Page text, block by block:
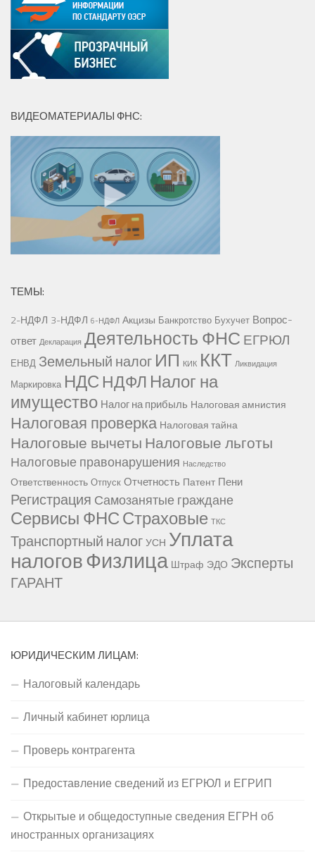
ВИДЕОМАТЕРИАЛЫ ФНС:
ТЕМЫ:
2-НДФЛ 3-НДФЛ 6-НДФЛ Акцизы Банкротство Бухучет Вопрос-
ответ Декларация Деятельность ФНС ЕГРЮЛ
ЕНВД Земельный налог ИП КИК ККТ Ликвидация
Маркировка НДС НДФЛ Налог на
имущество Налог на прибыль Налоговая амнистия
Налоговая проверка Налоговая тайна
Налоговые вычетыНалоговые льготы
Налоговые правонарушения Наследство
Ответственность Отпуск Отчетность Патент Пени
Регистрация Самозанятые граждане
Сервисы ФНССтраховые ТКС
Транспортный налогУСН Уплата
налоговФизлица Штраф ЭДО Эксперты
ГАРАНТ
ЮРИДИЧЕСКИМ ЛИЦАМ:
Налоговый календарь
Личный кабинет юрлица
Проверь контрагента
Предоставление сведений из ЕГРЮЛ и ЕГРИП
Открытые и общедоступные сведения ЕГРН об
иностранных организациях